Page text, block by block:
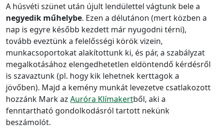
A húsvéti szünet után újult lendülettel vágtunk bele a
negyedik műhelybe. Ezen a délutánon (mert közben a
nap is egyre később kezdett már nyugodni térni),
tovább eveztünk a felelősségi körök vizein,
munkacsoportokat alakítottunk ki, és pár, a szabályzat
megalkotásához elengedhetetlen eldöntendő kérdésről
is szavaztunk (pl. hogy kik lehetnek kerttagok a
jövőben). Majd a kemény munkát levezetve csatlakozott
hozzánk Mark az Auróra Klímakertből, aki a
fenntartható gondolkodásról tartott nekünk
beszámolót.